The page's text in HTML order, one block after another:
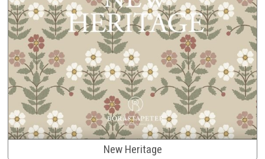
New Heritage